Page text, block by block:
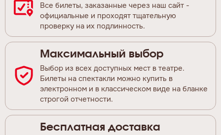
Все билеты, заказанные через наш сайт -
официальные и проходят тщательную
проверку на их подлинность.
Максимальный выбор
Выбор из всех доступных мест в театре.
Билеты на спектакли можно купить в
электронном и в классическом виде на бланке
строгой отчетности.
Бесплатная доставка